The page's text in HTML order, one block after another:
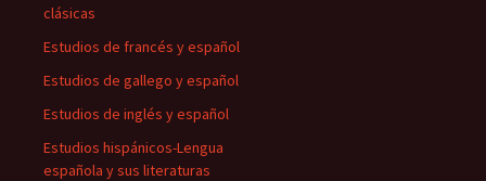
clásicas
Estudios de francés y español
Estudios de gallego y español
Estudios de inglés y español
Estudios hispánicos-Lengua
española y sus literaturas